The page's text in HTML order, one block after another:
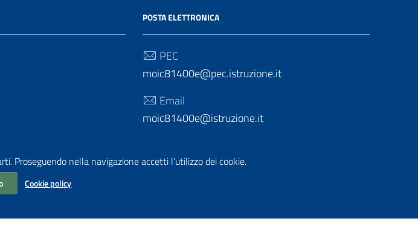
Proseguendo nella navigazione accetti l’utilizzo dei cookie.
Cookie policy
POSTA ELETTRONICA
PEC
moic81400e@pec.istruzione.it
Email
moic81400e@istruzione.it